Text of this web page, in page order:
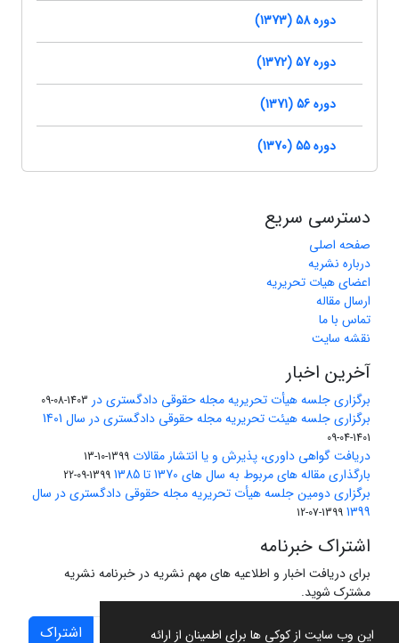
این وب سایت از کوکی ها برای اطمینان از ارائه
دوره 58 (1373)
دوره 57 (1372)
دوره 56 (1371)
دوره 55 (1370)
دسترسی سریع
صفحه اصلی
درباره نشریه
اعضای هیات تحریریه
ارسال مقاله
تماس با ما
نقشه سایت
آخرین اخبار
برگزاری جلسه هیأت تحریریه مجله حقوقی دادگستری در 1403-08-09
برگزاری جلسه هیئت تحریریه مجله حقوقی دادگستری در سال 1401
1401-04-09
دریافت گواهی داوری، پذیرش و یا انتشار مقالات 1399-10-13
بارگذاری مقاله های مربوط به سال های 1370 تا 1385 1399-09-22
برگزاری دومین جلسه هیأت تحریریه مجله حقوقی دادگستری در سال
1399
1399-07-12
اشتراک خبرنامه
برای دریافت اخبار و اطلاعیه های مهم نشریه در خبرنامه نشریه
مشترک شوید.
اشتراک